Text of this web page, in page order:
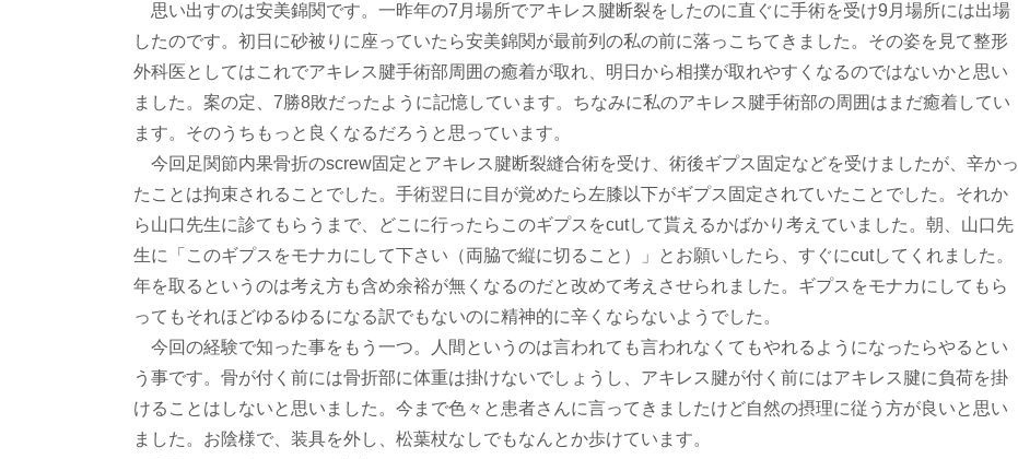
思い出すのは安美錦関です。一昨年の7月場所でアキレス腱断裂をしたのに直ぐに手術を受け9月場所には出場
したのです。初日に砂被りに座っていたら安美錦関が最前列の私の前に落っこちてきました。その姿を見て整形
外科医としてはこれでアキレス腱手術部周囲の癒着が取れ、明日から相撲が取れやすくなるのではないかと思い
ました。案の定、7勝8敗だったように記憶しています。ちなみに私のアキレス腱手術部の周囲はまだ癒着してい
ます。そのうちもっと良くなるだろうと思っています。
今回足関節内果骨折のscrew固定とアキレス腱断裂縫合術を受け、術後ギプス固定などを受けましたが、辛かっ
たことは拘束されることでした。手術翌日に目が覚めたら左膝以下がギプス固定されていたことでした。それか
ら山口先生に診てもらうまで、どこに行ったらこのギプスをcutして貰えるかばかり考えていました。朝、山口先
生に「このギプスをモナカにして下さい（両脇で縦に切ること）」とお願いしたら、すぐにcutしてくれました。
年を取るというのは考え方も含め余裕が無くなるのだと改めて考えさせられました。ギプスをモナカにしてもら
ってもそれほどゆるゆるになる訳でもないのに精神的に辛くならないようでした。
今回の経験で知った事をもう一つ。人間というのは言われても言われなくてもやれるようになったらやるとい
う事です。骨が付く前には骨折部に体重は掛けないでしょうし、アキレス腱が付く前にはアキレス腱に負荷を掛
けることはしないと思いました。今まで色々と患者さんに言ってきましたけど自然の摂理に従う方が良いと思い
ました。お陰様で、装具を外し、松葉杖なしでもなんとか歩けています。